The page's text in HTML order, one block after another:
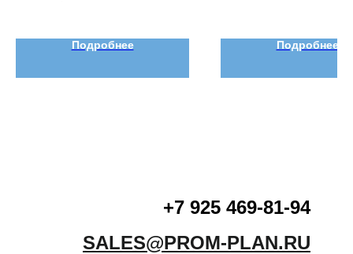
Подробнее Подробнее
+7 925 469-81-94
SALES@PROM-PLAN.RU